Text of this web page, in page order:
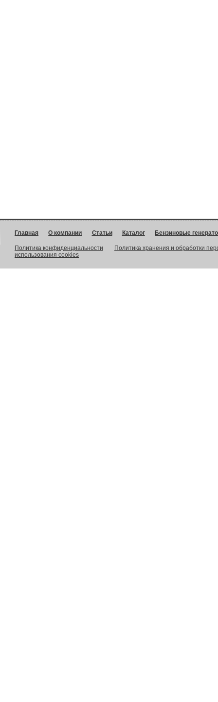
Главная О компании Статьи Каталог Бензиновые
Политика конфиденциальности
Политика хранения и обработки
использования cookies